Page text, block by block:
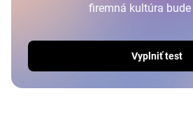
firemná kultúra
Vyplniť test